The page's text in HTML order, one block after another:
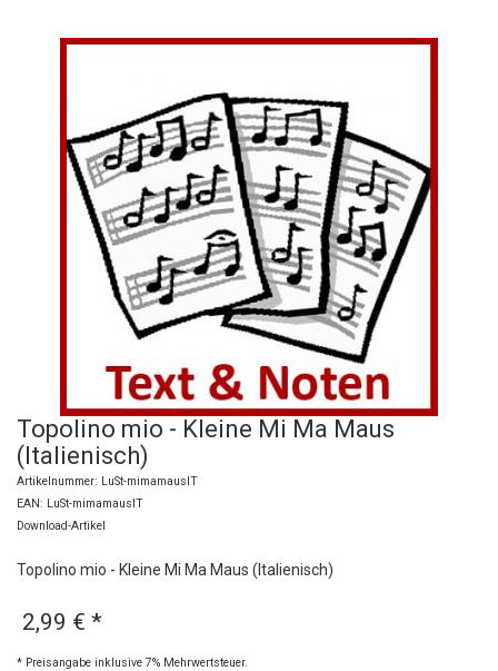
Topolino mio - Kleine Mi Ma Maus
(Italienisch)
Artikelnummer: LuSt-mimamausIT
EAN: LuSt-mimamausIT
Download-Artikel
Topolino mio - Kleine Mi Ma Maus (Italienisch)
2,99 € *
* Preisangabe inklusive 7% Mehrwertsteuer.